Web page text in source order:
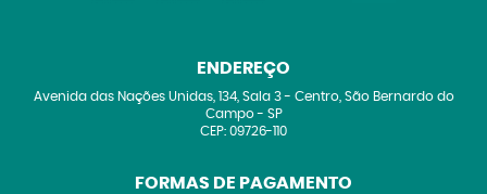
ENDEREÇO
Avenida das Nações Unidas, 134, Sala 3- Centro, São Bernardo do
Campo- SP
CEP: 09726-110
FORMAS DE PAGAMENTO